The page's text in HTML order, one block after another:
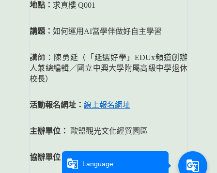
地點： 求真樓 Q001
講題： 如何運用 AI當學伴做好自主學習
講師：陳勇延（「延選好學」EDUx頻道創辦
人兼總編輯／國立中興大學附屬高級中學退休
校長）
活動報名網址： 線上報名網址
主辦單位： 歐盟觀光文化經貿園區
協辦單位：歐亞語文學院
g_translate
Language
g_translate